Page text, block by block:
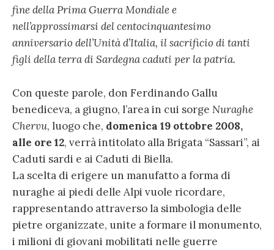
fine della Prima Guerra Mondiale e
nell’approssimarsi del centocinquantesimo
anniversario dell’Unità d’Italia, il sacrificio di tanti
figli della terra di Sardegna caduti per la patria.
Con queste parole, don Ferdinando Gallu
benediceva, a giugno, l’area in cui sorge Nuraghe
Chervu, luogo che, domenica 19 ottobre 2008,
alle ore 12, verrà intitolato alla Brigata “Sassari”, ai
Caduti sardi e ai Caduti di Biella.
La scelta di erigere un manufatto a forma di
nuraghe ai piedi delle Alpi vuole ricordare,
rappresentando attraverso la simbologia delle
pietre organizzate, unite a formare il monumento,
i milioni di giovani mobilitati nelle guerre